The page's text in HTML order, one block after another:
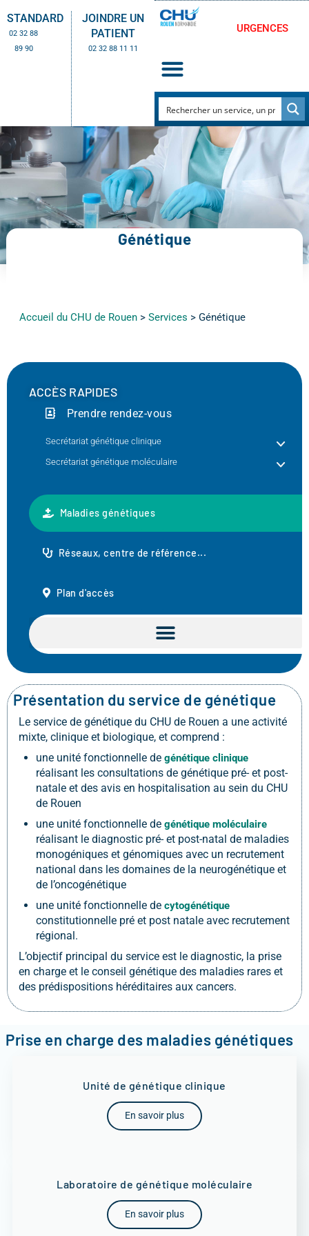
STANDARD
02 32 88
89 90
JOINDRE UN
PATIENT
02 32 88 11 11
URGENCES
Génétique
Accueil du CHU de Rouen > Services > Génétique
ACCÈS RAPIDES
Prendre rendez-vous
Secrétariat génétique clinique
Secrétariat génétique moléculaire
Maladies génétiques
Réseaux, centre de référence...
Plan d'accès
Présentation du service de génétique
Le service de génétique du CHU de Rouen a une activité
mixte, clinique et biologique, et comprend :
une unité fonctionnelle de génétique clinique
réalisant les consultations de génétique pré- et post-
natale et des avis en hospitalisation au sein du CHU
de Rouen
une unité fonctionnelle de génétique moléculaire
réalisant le diagnostic pré- et post-natal de maladies
monogéniques et génomiques avec un recrutement
national dans les domaines de la neurogénétique et
de l’oncogénétique
une unité fonctionnelle de cytogénétique
constitutionnelle pré et post natale avec recrutement
régional.
L’objectif principal du service est le diagnostic, la prise
en charge et le conseil génétique des maladies rares et
des prédispositions héréditaires aux cancers.
Prise en charge des maladies génétiques
Unité de génétique clinique
En savoir plus
Laboratoire de génétique moléculaire
En savoir plus